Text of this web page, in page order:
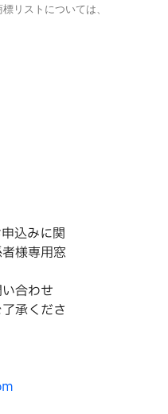
リストについては、
込みに関
様専用窓
合わせ
承くださ